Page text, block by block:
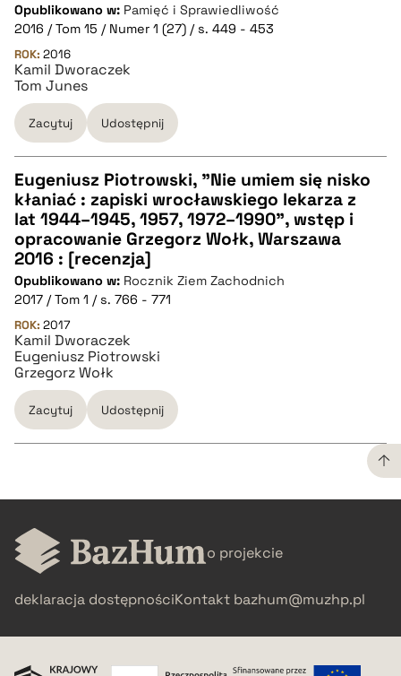
pobierz cytat
BIBTEX
pobierz cytat
Opublikowano w: Pamięć i Sprawiedliwość
2016 / Tom 15 / Numer 1 (27) / s. 449 - 453
ROK: 2016
Kamil Dworaczek
Tom Junes
Zacytuj Udostępnij
CZYSTY TEKST
pobierz cytat
BIBTEX
pobierz cytat
Eugeniusz Piotrowski, "Nie umiem się nisko
kłaniać : zapiski wrocławskiego lekarza z
lat 1944–1945, 1957, 1972–1990", wstęp i
opracowanie Grzegorz Wołk, Warszawa
2016 : [recenzja]
Opublikowano w: Rocznik Ziem Zachodnich
2017 / Tom 1 / s. 766 - 771
ROK: 2017
Kamil Dworaczek
Eugeniusz Piotrowski
Grzegorz Wołk
Zacytuj Udostępnij
CZYSTY TEKST
pobierz cytat
BIBTEX
o projekcie
deklaracja dostępnościKontakt bazhum@muzhp.pl